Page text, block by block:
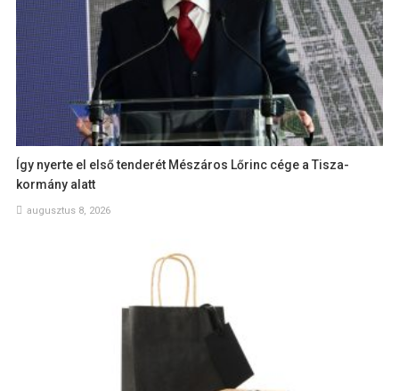
Így nyerte el első tenderét Mészáros Lőrinc cége a Tisza-
kormány alatt
augusztus 8, 2026